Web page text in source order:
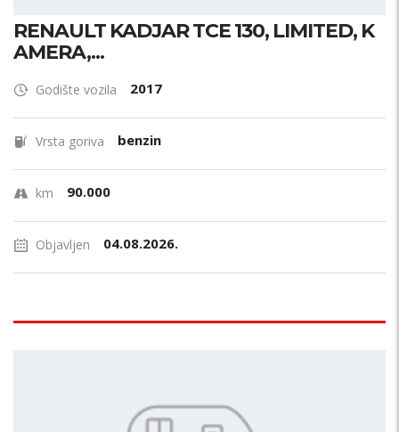
RENAULT KADJAR TCE 130, LIMITED, K
AMERA,...
Godište vozila 2017
Vrsta goriva benzin
km 90.000
Objavljen 04.08.2026.